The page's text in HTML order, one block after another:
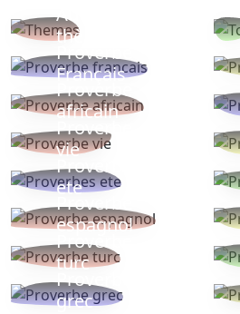
Autres
thèmes
Proverbe
Français
Proverbe
africain
Proverbe
vie
Proverbes
ete
Proverbe
espagnol
Proverbe
turc
Proverbe
grec